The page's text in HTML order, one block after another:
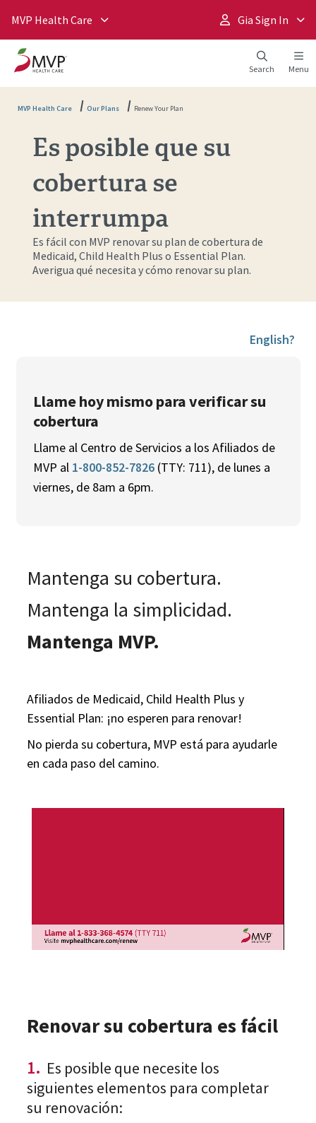
MVP Health Care Gia Sign In
Search Menu
MVP Health Care Our Plans Renew Your Plan
Es posible que su
cobertura se
interrumpa
Es fácil con MVP renovar su plan de cobertura de
Medicaid, Child Health Plus o Essential Plan.
Averigua qué necesita y cómo renovar su plan.
Mantenga su cobertura.
Mantenga la simplicidad.
Mantenga MVP.
Afiliados de Medicaid, Child Health Plus y
Essential Plan: ¡no esperen para renovar!
No pierda su cobertura, MVP está para ayudarle
en cada paso del camino.
Renovar su cobertura es fácil
1. Es posible que necesite los
siguientes elementos para completar
su renovación:
English?
Llame hoy mismo para verificar su
cobertura
Llame al Centro de Servicios a los Afiliados de
MVP al 1-800-852-7826(TTY: 711), de lunes a
viernes, de 8am a 6pm.